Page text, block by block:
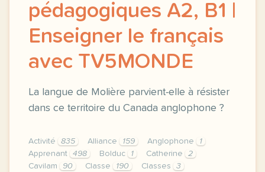
pédagogiques A2, B1 |
Enseigner le français
avec TV5MONDE
La langue de Molière parvient-elle à résister
dans ce territoire du Canada anglophone ?
Activité 835 Alliance 159 Anglophone
1
Apprenant
498 Bolduc 1 Catherine
2
Cavilam
90 Classe 190 Classes
3